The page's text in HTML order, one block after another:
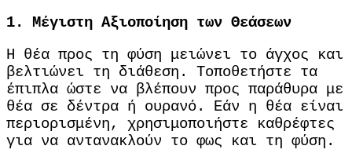
1. Μέγιστη Αξιοποίηση των Θεάσεων
Η θέα προς τη φύση μειώνει το άγχος και
βελτιώνει τη διάθεση.
Τοποθετήστε τα
έπιπλα ώστε να βλέπουν προς παράθυρα με
θέα σε δέντρα ή ουρανό.
Εάν η θέα είναι
περιορισμένη, χρησιμοποιήστε καθρέφτες
για να αντανακλούν το φως και τη φύση.